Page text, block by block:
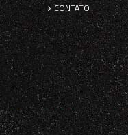
CONTATO